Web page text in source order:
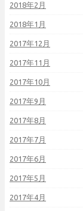
2018年2月
2018年1月
2017年12月
2017年11月
2017年10月
2017年9月
2017年8月
2017年7月
2017年6月
2017年5月
2017年4月